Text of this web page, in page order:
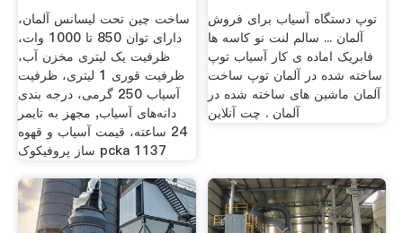
ساخت چین تحت لیسانس آلمان،
دارای توان 850 تا 1000 وات،
ظرفیت یک لیتری مخزن آب،
ظرفیت قوری 1 لیتری، ظرفیت
آسیاب 250 گرمی، درجه بندی
دانه‌های آسیاب, مجهز به تایمر
24 ساعته، قیمت آسیاب و قهوه
ساز پروفیکوک pcka 1137
توپ دستگاه آسیاب برای فروش
آلمان ... سالم لنت نو کاسه ها
فابریک اماده ی کار آسیاب توپ
ساخته شده در آلمان توپ ساخت
آلمان ماشین های ساخته شده در
آلمان . چت آنلاین